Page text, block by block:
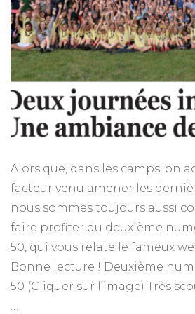
Alors que, dans les camps, on
facteur venu amener les
nous sommes toujours aussi
faire profiter du deuxième
50, qui vous relate le fameux
Bonne lecture ! Deuxième
50 (Cliquer sur l’image) Très
…